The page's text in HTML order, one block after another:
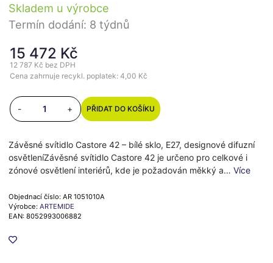
Skladem u výrobce
Termín dodání: 8 týdnů
15 472 Kč
12 787 Kč bez DPH
Cena zahrnuje recykl. poplatek: 4,00 Kč
- + PŘIDAT DO KOŠÍKU
Závěsné svítidlo Castore 42 – bílé sklo, E27, designové difuzní
osvětleníZávěsné svítidlo Castore 42 je určeno pro celkové i
zónové osvětlení interiérů, kde je požadován měkký a… Více
Objednací číslo: AR 1051010A
Výrobce: ARTEMIDE
EAN: 8052993006882